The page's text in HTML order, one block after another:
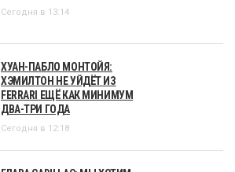
Сегодня в 13:14
ХУАН-ПАБЛО МОНТОЙЯ:
ХЭМИЛТОН НЕ УЙДЁТ ИЗ
FERRARI ЕЩЁ КАК МИНИМУМ
ДВА-ТРИ ГОДА
Сегодня в 12:18